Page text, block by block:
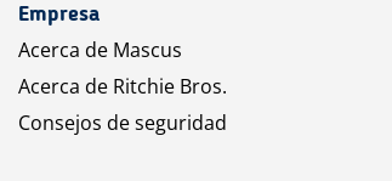
Empresa
Acerca de Mascus
Acerca de Ritchie Bros.
Consejos de seguridad